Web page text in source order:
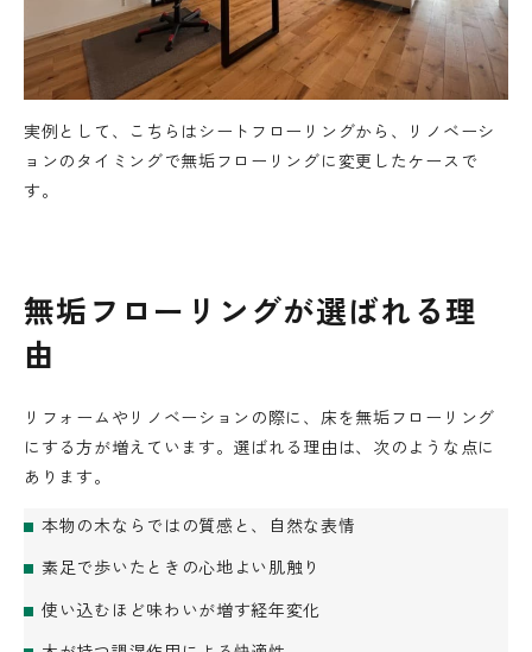
実例として、こちらはシートフローリングから、リノベーシ
ョンのタイミングで無垢フローリングに変更したケースで
す。
無垢フローリングが選ばれる理
由
リフォームやリノベーションの際に、床を無垢フローリング
にする方が増えています。選ばれる理由は、次のような点に
あります。
本物の木ならではの質感と、自然な表情
素足で歩いたときの心地よい肌触り
使い込むほど味わいが増す経年変化